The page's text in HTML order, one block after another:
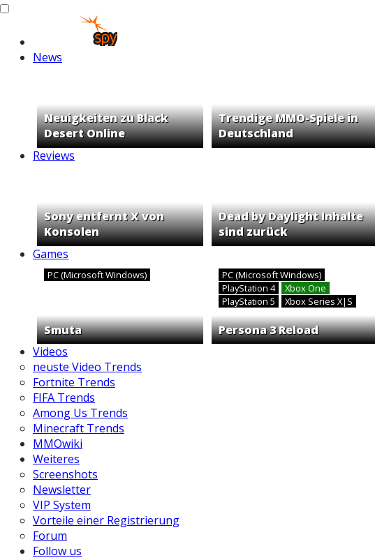
News
Neuigkeiten zu Black
Desert Online
Trendige MMO-Spiele in
Deutschland
Reviews
Sony entfernt X von
Konsolen
Dead by Daylight Inhalte
sind zurück
Games
PC (Microsoft Windows)
Smuta
PC (Microsoft Windows)
PlayStation 4
Xbox One
PlayStation 5
Xbox Series X|S
Persona 3 Reload
Videos
neuste Video Trends
Fortnite Trends
FIFA Trends
Among Us Trends
Minecraft Trends
MMOwiki
Weiteres
Screenshots
Newsletter
VIP System
Vorteile einer Registrierung
Forum
Follow us